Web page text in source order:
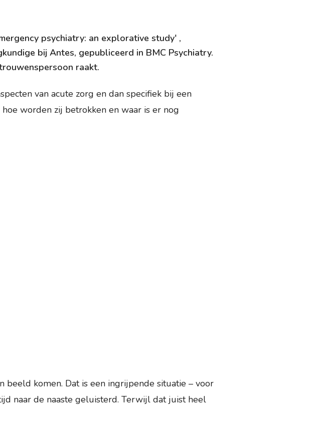
psychiatry: an explorative study' ,
bij Antes, gepubliceerd in BMC Psychiatry.
raakt.
van acute zorg en dan specifiek bij een
worden zij betrokken en waar is er nog
beeld komen. Dat is een ingrijpende situatie – voor
naar de naaste geluisterd. Terwijl dat juist heel